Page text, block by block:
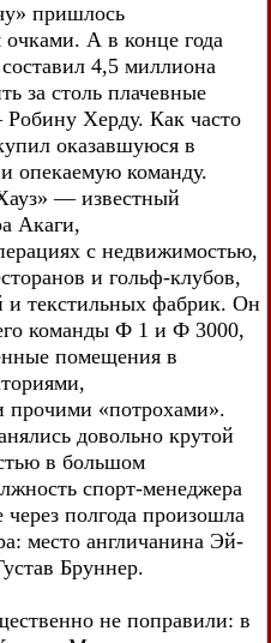
пришлось
очками. А в конце года
4,5 миллиона
за столь плачевные
Херду. Как часто
оказавшуюся в
опекаемую команду.
— известный
Акаги,
с недвижимостью,
и гольф-клубов,
и текстильных фабрик. Он
команды Ф 1 и Ф 3000,
помещения в
прочими «потрохами».
довольно крутой
в большом
спорт-менеджера
полгода произошла
место англичанина Эй-
Бруннер.
не поправили: в